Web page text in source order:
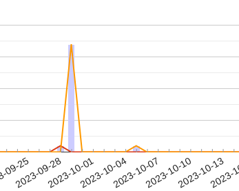
25
2023-09-282023-10-012023-10-042023-10-072023-10-102023-10-13